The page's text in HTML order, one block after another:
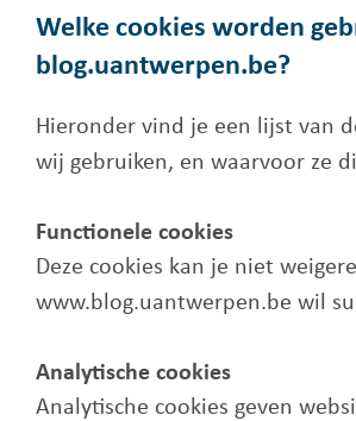
Welke cookies worden
blog.uantwerpen.be?
Hieronder vind je een lijst van
wij gebruiken, en waarvoor ze
Functionele cookies
Deze cookies kan je niet
www.blog.uantwerpen.be wil
Analytische cookies
Analytische cookies geven